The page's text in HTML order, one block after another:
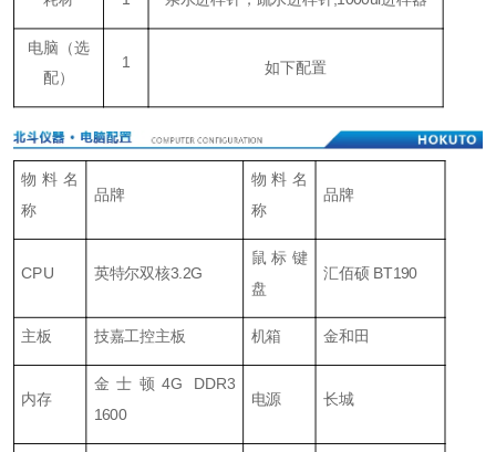
电脑 （选
配）
1 如下配置
物料名
称
品牌
物料名
称
品牌
CPU 英特尔双核3.2G
鼠标键
盘
汇佰硕 BT190
主板 技嘉工控主板 机箱 金和田
内存
金士顿4G DDR3
1600
电源 长城